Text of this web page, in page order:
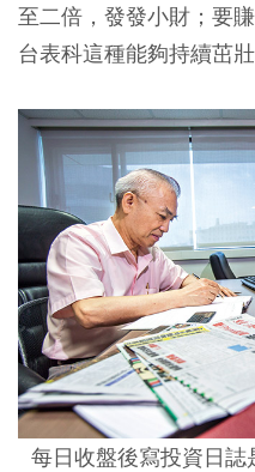
至二倍，發發小財；要
台表科這種能夠持續茁
每日收盤後寫投資日誌